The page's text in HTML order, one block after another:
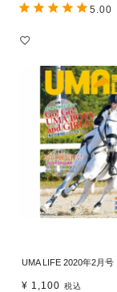
5.00
UMA LIFE 2020年2月号
¥ 1,100 税込